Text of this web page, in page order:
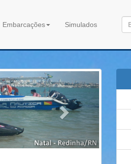
Embarcações Simulados